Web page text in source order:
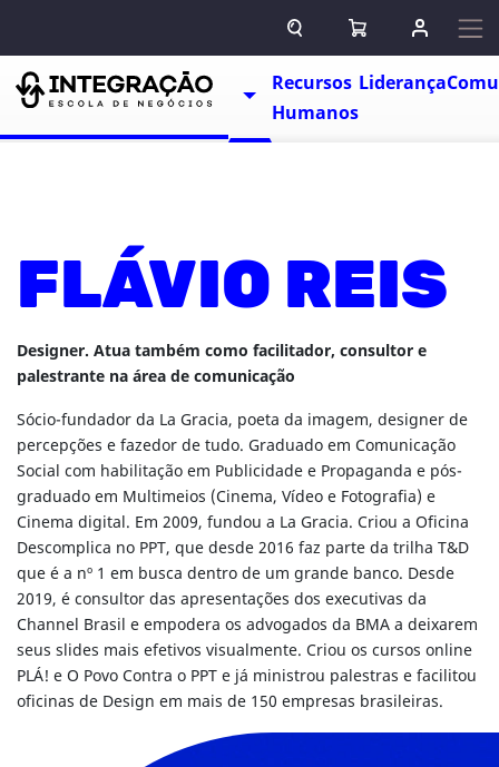
ABRIR CAMPO DE BUSCA
ABRIR CARRINHO
ENTRAR
Escolas
TOGGLE DROPDOWN
Recursos
Humanos
Liderança
FLÁVIO REIS
Designer. Atua também como facilitador, consultor e
palestrante na área de comunicação
Sócio-fundador da La Gracia, poeta da imagem, designer de
percepções e fazedor de tudo. Graduado em Comunicação
Social com habilitação em Publicidade e Propaganda e pós-
graduado em Multimeios (Cinema, Vídeo e Fotografia) e
Cinema digital. Em 2009, fundou a La Gracia. Criou a Oficina
Descomplica no PPT, que desde 2016 faz parte da trilha T&D
que é a nº 1 em busca dentro de um grande banco. Desde
2019, é consultor das apresentações dos executivas da
Channel Brasil e empodera os advogados da BMA a deixarem
seus slides mais efetivos visualmente. Criou os cursos online
PLÁ! e O Povo Contra o PPT e já ministrou palestras e facilitou
oficinas de Design em mais de 150 empresas brasileiras.